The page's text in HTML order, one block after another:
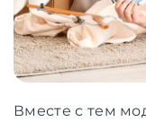
Вместе с тем